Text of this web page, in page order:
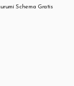
Schema Gratis